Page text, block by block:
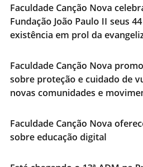
Faculdade Canção Nova
Fundação João Paulo II seus
existência em prol da
Faculdade Canção Nova
sobre proteção e cuidado de
novas comunidades e
Faculdade Canção Nova
sobre educação digital